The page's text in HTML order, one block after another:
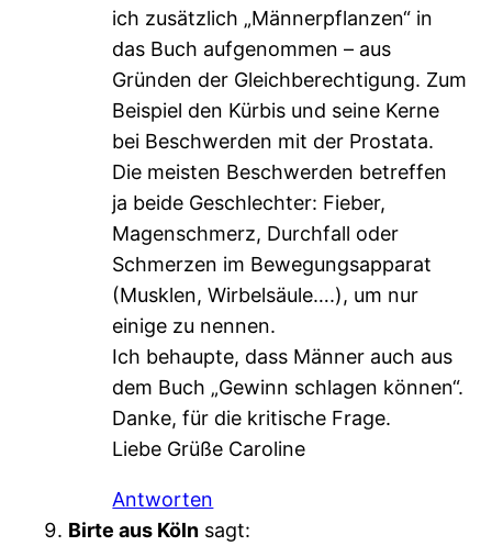
ich zusätzlich „Männerpflanzen“ in
das Buch aufgenommen – aus
Gründen der Gleichberechtigung. Zum
Beispiel den Kürbis und seine Kerne
bei Beschwerden mit der Prostata.
Die meisten Beschwerden betreffen
ja beide Geschlechter: Fieber,
Magenschmerz, Durchfall oder
Schmerzen im Bewegungsapparat
(Musklen, Wirbelsäule….), um nur
einige zu nennen.
Ich behaupte, dass Männer auch aus
dem Buch „Gewinn schlagen können“.
Danke, für die kritische Frage.
Liebe Grüße Caroline
Antworten
Birte aus Köln sagt: